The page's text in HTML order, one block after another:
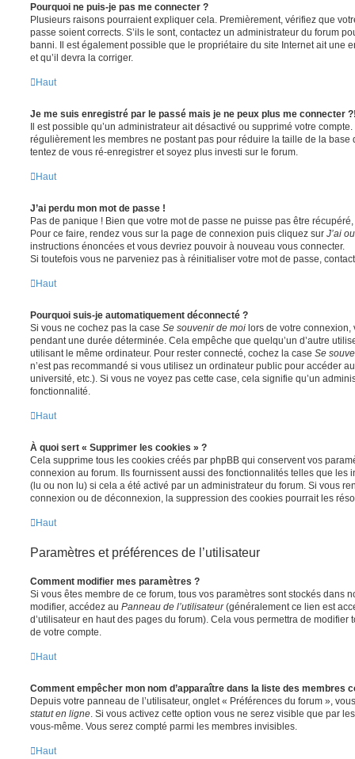
Pourquoi ne puis-je pas me connecter ?
Plusieurs raisons pourraient expliquer cela. Premièrement, vérifiez que
passe soient corrects. S’ils le sont, contactez un administrateur du forum
banni. Il est également possible que le propriétaire du site Internet ait une
et qu’il devra la corriger.
Haut
Je me suis enregistré par le passé mais je ne peux plus me connecter
Il est possible qu’un administrateur ait désactivé ou supprimé votre
régulièrement les membres ne postant pas pour réduire la taille de la base
tentez de vous ré-enregistrer et soyez plus investi sur le forum.
Haut
J’ai perdu mon mot de passe !
Pas de panique ! Bien que votre mot de passe ne puisse pas être
Pour ce faire, rendez vous sur la page de connexion puis cliquez sur J’ai
instructions énoncées et vous devriez pouvoir à nouveau vous connecter.
Si toutefois vous ne parveniez pas à réinitialiser votre mot de passe,
Haut
Pourquoi suis-je automatiquement déconnecté ?
Si vous ne cochez pas la case Se souvenir de moi lors de votre connexion,
pendant une durée déterminée. Cela empêche que quelqu’un d’autre
utilisant le même ordinateur. Pour rester connecté, cochez la case Se
n’est pas recommandé si vous utilisez un ordinateur public pour accéder
université, etc.). Si vous ne voyez pas cette case, cela signifie qu’un
fonctionnalité.
Haut
À quoi sert « Supprimer les cookies » ?
Cela supprime tous les cookies créés par phpBB qui conservent vos
connexion au forum. Ils fournissent aussi des fonctionnalités telles que les
(lu ou non lu) si cela a été activé par un administrateur du forum. Si vous
connexion ou de déconnexion, la suppression des cookies pourrait les
Haut
Paramètres et préférences de l’utilisateur
Comment modifier mes paramètres ?
Si vous êtes membre de ce forum, tous vos paramètres sont stockés dans
modifier, accédez au Panneau de l’utilisateur(généralement ce lien est
d’utilisateur en haut des pages du forum). Cela vous permettra de modifier
de votre compte.
Haut
Comment empêcher mon nom d’apparaître dans la liste des membres
Depuis votre panneau de l’utilisateur, onglet « Préférences du forum »,
statut en ligne . Si vous activez cette option vous ne serez visible que par
vous-même. Vous serez compté parmi les membres invisibles.
Haut